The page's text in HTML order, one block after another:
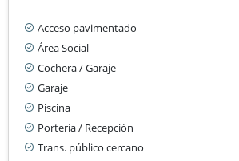
Acceso pavimentado
Área Social
Cochera / Garaje
Garaje
Piscina
Portería / Recepción
Trans. público cercano